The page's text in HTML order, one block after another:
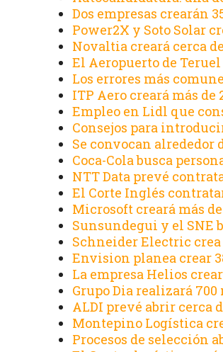
Dos empresas crearán
Power2X y Soto Solar
Novaltia creará cerca
El Aeropuerto de
Los errores más
ITP Aero creará más de
Empleo en Lidl que
Consejos para
Se convocan alrededor
Coca-Cola busca
NTT Data prevé
El Corte Inglés
Microsoft creará más
Sunsundegui y el SNE
Schneider Electric crea
Envision planea crear
La empresa Helios
Grupo Dia realizará
ALDI prevé abrir cerca
Montepino Logística
Procesos de selección